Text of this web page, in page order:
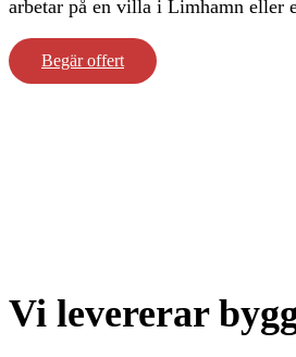
arbetar på en villa i Limhamn eller
Begär offert
Vi levererar